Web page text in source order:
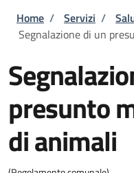
Briciole di
Home / Servizi /
Segnalazione di un
presunto
di animali